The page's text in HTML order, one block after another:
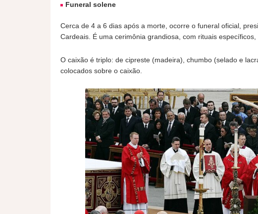
Funeral solene
Cerca de 4 a 6 dias após a morte, ocorre o funeral oficial,
Cardeais. É uma cerimônia grandiosa, com rituais
O caixão é triplo: de cipreste (madeira), chumbo (selado e
colocados sobre o caixão.